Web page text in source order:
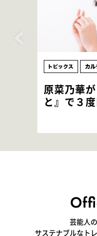
原菜乃華
と』で３
「お邪魔
感覚です
芸能人
サステナブルなト